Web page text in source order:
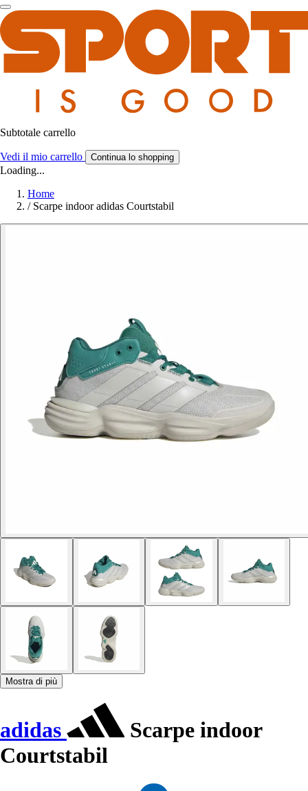
Subtotale carrello
Vedi il mio carrello Continua lo shopping
Loading...
Home
/ Scarpe indoor adidas Courtstabil
Mostra di più
adidas
Scarpe indoor
Courtstabil